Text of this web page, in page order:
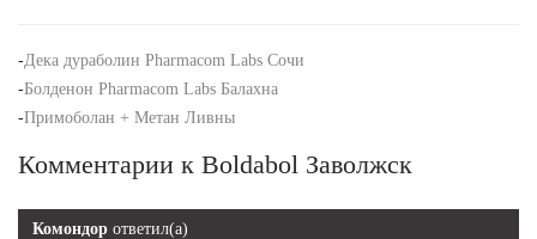
-Дека дураболин Pharmacom Labs Сочи
-Болденон Pharmacom Labs Балахна
-Примоболан + Метан Ливны
Комментарии к Boldabol Заволжск
Комондор ответил(а)